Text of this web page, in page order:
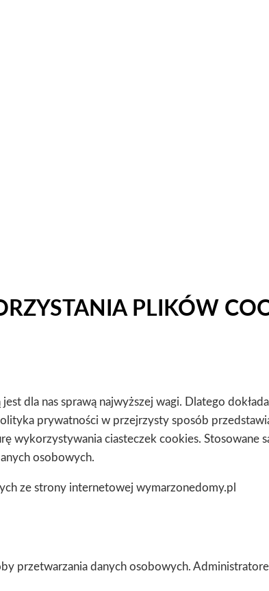
PLIKÓW
dla nas sprawą najwyższej wagi. Dlatego
prywatności w przejrzysty sposób
wykorzystywania ciasteczek cookies. Stosowane
osobowych.
ze strony internetowej wymarzonedomy.pl
przetwarzania danych osobowych.